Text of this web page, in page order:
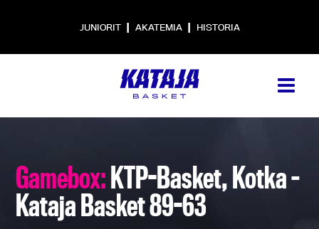
JUNIORIT | AKATEMIA | HISTORIA
Gamebox: KTP-Basket, Kotka –
Kataja Basket 89-63